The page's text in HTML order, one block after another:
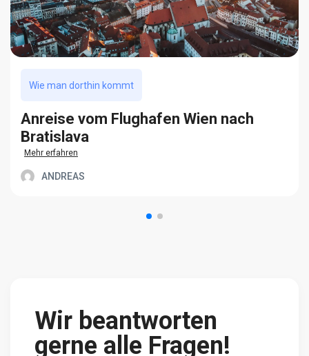
Wie man dorthin kommt
Anreise vom Flughafen Wien nach
Bratislava
Mehr erfahren
ANDREAS
Wir beantworten
gerne alle Fragen!